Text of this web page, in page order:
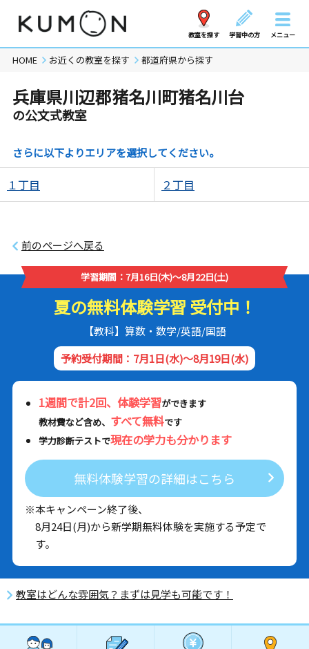
教室を探す 学習中の方 メニュー
HOME お近くの教室を探す 都道府県から探す
兵庫県川辺郡猪名川町猪名川台
の公文式教室
さらに以下よりエリアを選択してください。
１丁目 ２丁目
前のページへ戻る
学習期間：7月16日(木)～8月22日(土)
夏の無料体験学習 受付中！
【教科】算数・数学/英語/国語
予約受付期間：7月1日(水)～8月19日(水)
1週間で計2回、体験学習ができます
教材費など含め、 すべて無料です
学力診断テストで現在の学力も分かります
無料体験学習の詳細はこちら
※本キャンペーン終了後、
8月24日(月)から新学期無料体験を実施する予定で
す。
教室はどんな雰囲気？まずは見学も可能です！